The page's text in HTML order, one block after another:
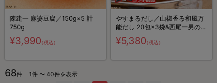
陳建一 麻婆豆腐／150g×5 計
750g
¥3,990（税込）
やすまるだし／山椒香る和風万
能だし 20包×3袋&西尾一男の海
鮮だし 10包×3箱 計90包
¥5,380（税込）
68件 1件 〜 40件を表示